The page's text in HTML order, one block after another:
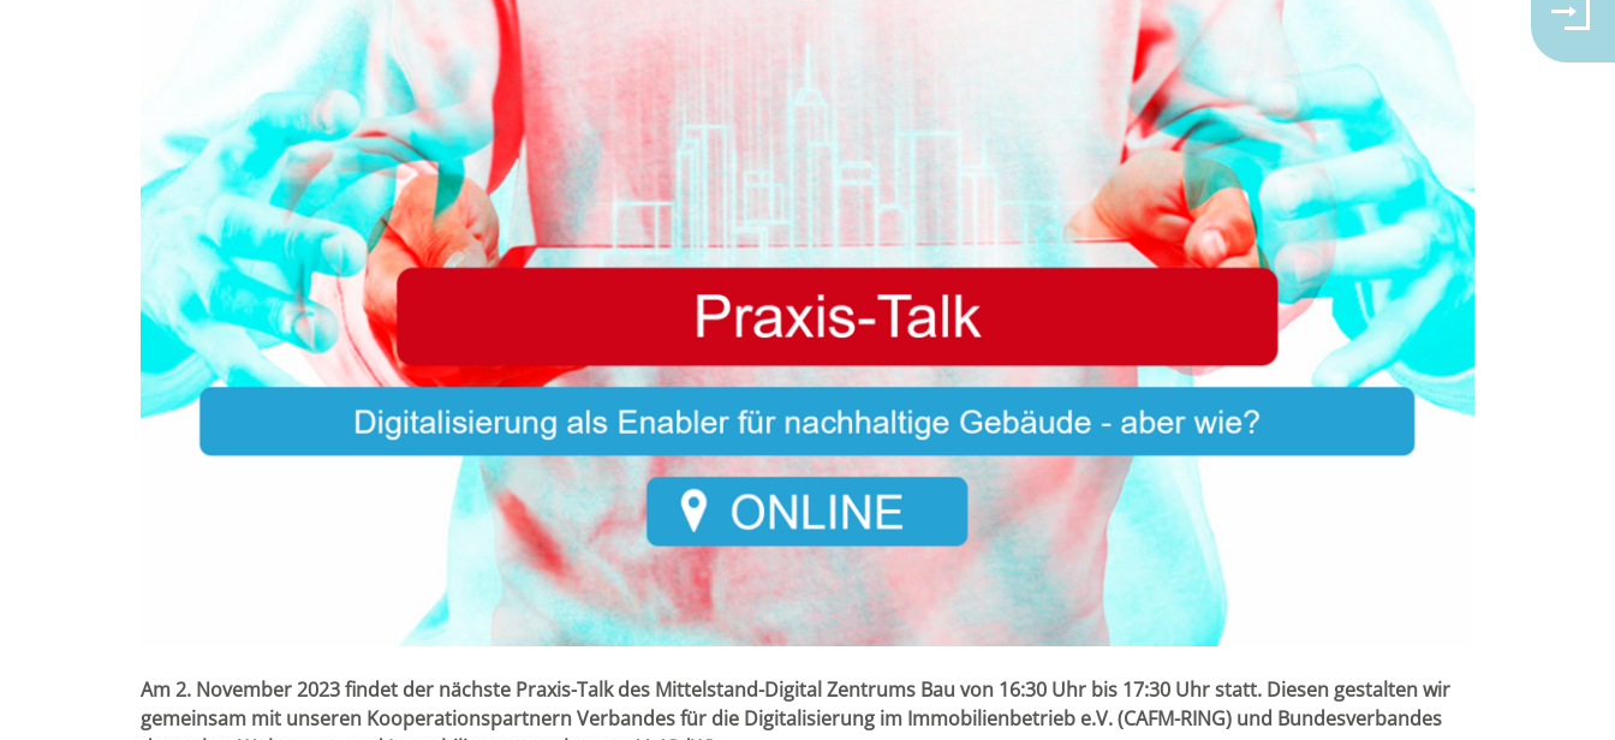
Am 2. November 2023 findet der nächste Praxis-Talk des Mittelstand-Digital Zentrums Bau von 16:30 Uhr bis 17:30 Uhr statt. Diesen gestalten wir
gemeinsam mit unseren Kooperationspartnern Verbandes für die Digitalisierung im Immobilienbetrieb e.V. (CAFM-RING) und Bundesverbandes